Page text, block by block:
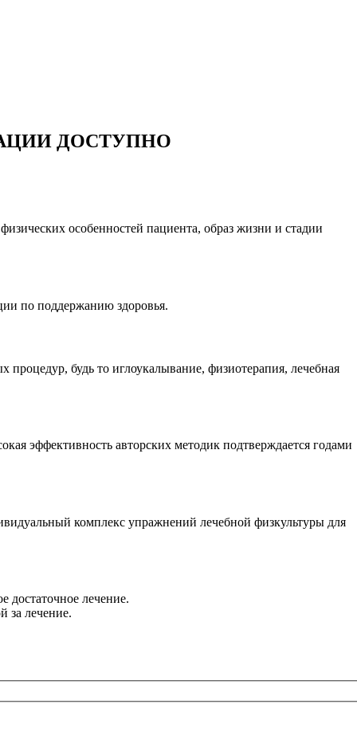
ДОСТУПНО
особенностей пациента, образ жизни и стадии
по поддержанию здоровья.
будь то иглоукалывание, физиотерапия, лечебная
эффективность авторских методик подтверждается годами
комплекс упражнений лечебной физкультуры для
достаточное лечение.
за лечение.